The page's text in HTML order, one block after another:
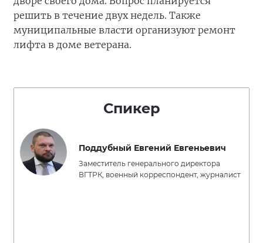
решить в течение двух недель. Также
муниципальные власти организуют ремонт
лифта в доме ветерана.
Спикер
Поддубный Евгений Евгеньевич
Заместитель генерального директора
ВГТРК, военный корреспондент, журналист